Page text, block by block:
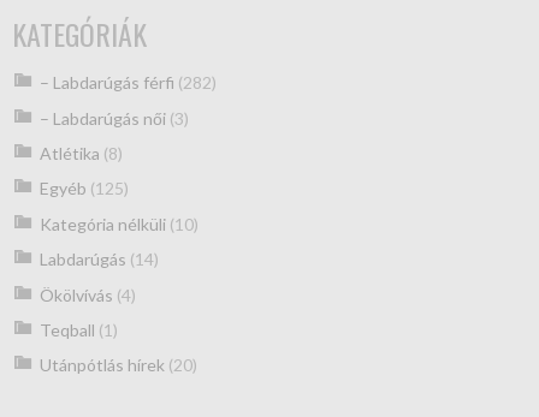
KATEGÓRIÁK
– Labdarúgás férfi (282)
– Labdarúgás női(3)
Atlétika (8)
Egyéb (125)
Kategória nélküli(10)
Labdarúgás (14)
Ökölvívás (4)
Teqball (1)
Utánpótlás hírek (20)